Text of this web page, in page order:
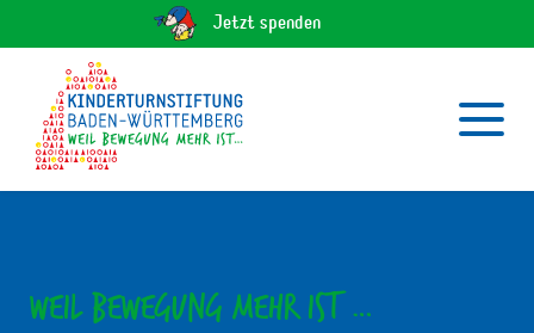
Jetzt spenden
Weil Bewegung mehr ist …